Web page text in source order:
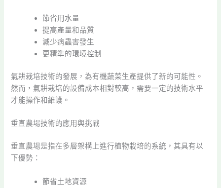
節省用水量
提高產量和品質
減少病蟲害發生
更精準的環境控制
氣耕栽培技術的發展，為有機蔬菜生產提供了新的可能性。
然而，氣耕栽培的設備成本相對較高，需要一定的技術水平
才能操作和維護。
垂直農場技術的應用與挑戰
垂直農場是指在多層架構上進行植物栽培的系統，其具有以
下優勢：
節省土地資源